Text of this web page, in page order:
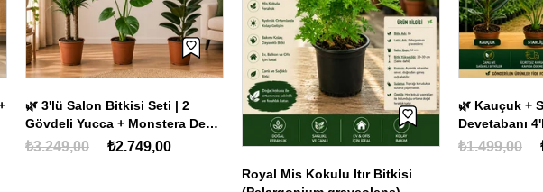
🌿 Kauçuk + Starliçe + Şeflera +
Devetabanı 4'lü Dev Salon
Bitkisi Seti + 2 Bitki Hediye
₺1.000,00
₺1.499,00
Evinde